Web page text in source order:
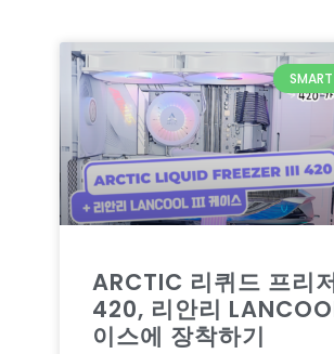
ARCTIC 리퀴드 프리
420, 리안리
이스에 장착하기